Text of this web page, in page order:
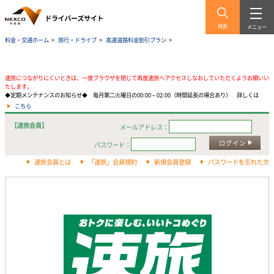
検索 メニュー
料金・交通ホーム > 旅行・ドライブ > 高速道路料金割引プラン >
速旅につながりにくいときは、一度ブラウザを閉じて再度速旅へアクセスしなおしていただくようお願いい
たします。
◆定期メンテナンスのお知らせ◆ 毎月第二火曜日の00:00～02:00（時間延長の場合あり） 詳しくは
こちら
【速旅会員】
メールアドレス：
パスワード：
ログイン
速旅会員とは 「速旅」会員規約 新規会員登録 パスワードを忘れた方